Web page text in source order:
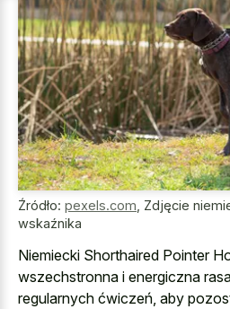
Źródło: pexels.com Zdjęcie
wskaźnika
Niemiecki Shorthaired Pointer
wszechstronna i energiczna
regularnych ćwiczeń, aby